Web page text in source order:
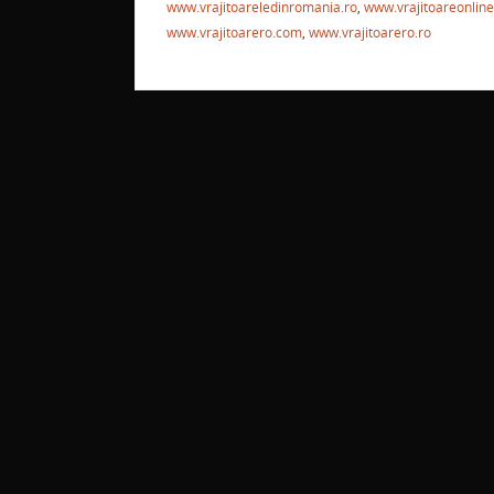
www.vrajitoareledinromania.ro
www.vrajitoarero.com www.vrajitoarero.ro